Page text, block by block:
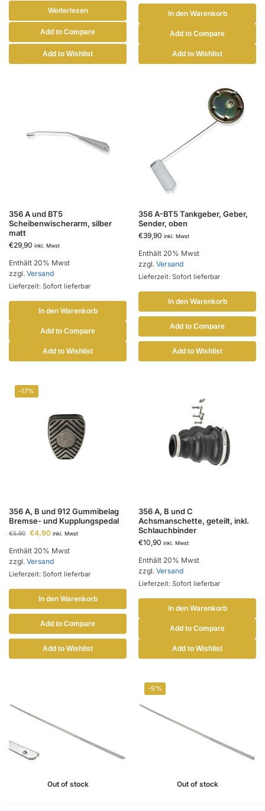
Weiterlesen
Add to Compare
Add to Wishlist
In den Warenkorb
Add to Compare
Add to Wishlist
356 A und BT5
Scheibenwischerarm, silber
matt
€29,90 inkl. Mwst
Enthält 20% Mwst
zzgl. Versand
Lieferzeit: Sofort lieferbar
In den Warenkorb
Add to Compare
Add to Wishlist
356 A-BT5 Tankgeber, Geber,
Sender, oben
€39,90 inkl. Mwst
Enthält 20% Mwst
zzgl. Versand
Lieferzeit: Sofort lieferbar
In den Warenkorb
Add to Compare
Add to Wishlist
-17%
356 A, B und 912 Gummibelag
Bremse- und Kupplungspedal
€5,90 €4,90 inkl. Mwst
Enthält 20% Mwst
zzgl. Versand
Lieferzeit: Sofort lieferbar
In den Warenkorb
Add to Compare
Add to Wishlist
356 A, B und C
Achsmanschette, geteilt, inkl.
Schlauchbinder
€10,90 inkl. Mwst
Enthält 20% Mwst
zzgl. Versand
Lieferzeit: Sofort lieferbar
In den Warenkorb
Add to Compare
Add to Wishlist
Out of stock
-9%
Out of stock